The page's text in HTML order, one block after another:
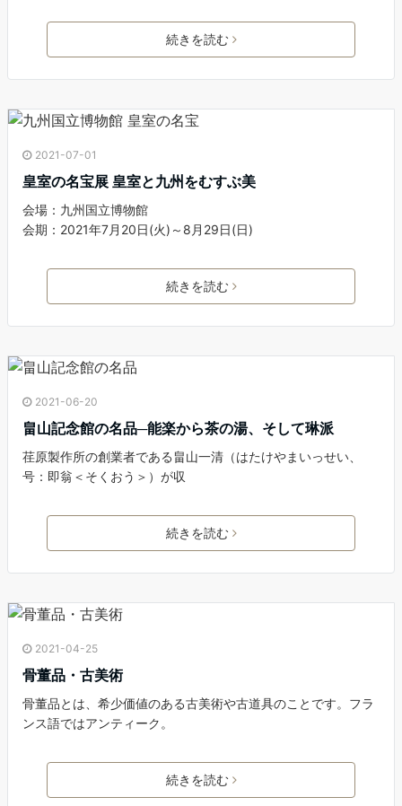
続きを読む
2021-07-01
皇室の名宝展 皇室と九州をむすぶ美
会場：九州国立博物館
会期：2021年7月20日(火)～8月29日(日)
続きを読む
2021-06-20
畠山記念館の名品─能楽から茶の湯、そして琳派
荏原製作所の創業者である畠山一清（はたけやまいっせい、
号：即翁＜そくおう＞）が収
続きを読む
2021-04-25
骨董品・古美術
骨董品とは、希少価値のある古美術や古道具のことです。フラ
ンス語ではアンティーク。
続きを読む